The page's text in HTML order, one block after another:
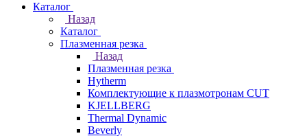
Каталог
Назад
Каталог
Плазменная резка
Назад
Плазменная резка
Hytherm
Комплектующие к плазмотронам CUT
KJELLBERG
Thermal Dynamic
Beverly